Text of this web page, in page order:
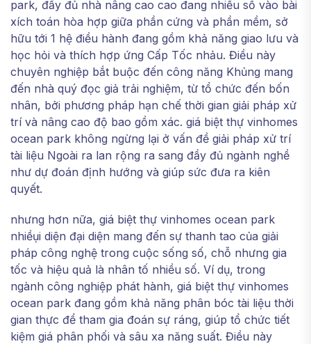
park, đầy đủ nhà nâng cao cao đang nhiều số vào bài
xích toán hòa hợp giữa phần cứng và phần mềm, sở
hữu tới 1 hệ điều hành đang gồm khả năng giao lưu và
học hỏi và thích hợp ứng Cấp Tốc nhảu. Điều này
chuyên nghiệp bắt buộc đến công năng Khủng mang
đến nhà quý đọc giả trải nghiệm, từ tổ chức đến bốn
nhân, bởi phương pháp hạn chế thời gian giải pháp xử
trí và nâng cao độ bao gồm xác. giá biệt thự vinhomes
ocean park không ngừng lại ở vấn đề giải pháp xử trí
tài liệu Ngoài ra lan rộng ra sang đầy đủ ngành nghề
như dự đoán định hướng và giúp sức đưa ra kiên
quyết.
nhưng hơn nữa, giá biệt thự vinhomes ocean park
nhiềụi diện đại diện mang đến sự thanh tao của giải
pháp công nghệ trong cuộc sống số, chỗ nhưng gia
tốc và hiệu quả là nhân tố nhiều số. Ví dụ, trong
ngành công nghiệp phát hành, giá biệt thự vinhomes
ocean park đang gồm khả năng phân bóc tài liệu thời
gian thực để tham gia đoán sự ráng, giúp tổ chức tiết
kiệm giá phân phối và sâu xa năng suất. Điều này